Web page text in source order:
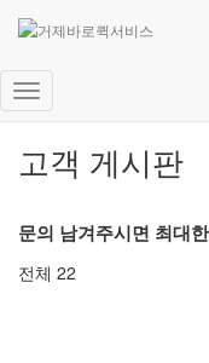
내
게
이
토
고객 게시판
문의 남겨주시면 최대
전체 22